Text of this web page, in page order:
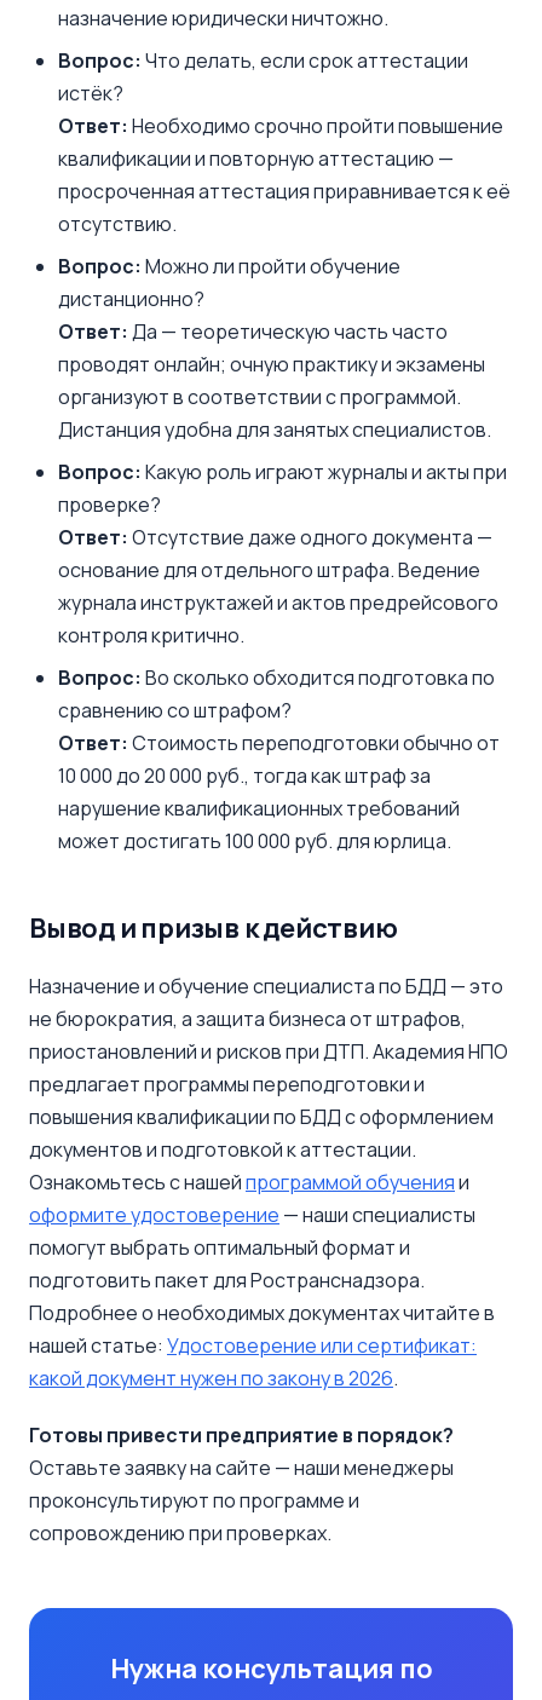
назначение юридически ничтожно.
Вопрос: Что делать, если срок аттестации
истёк?
Ответ: Необходимо срочно пройти повышение
квалификации и повторную аттестацию —
просроченная аттестация приравнивается к её
отсутствию.
Вопрос: Можно ли пройти обучение
дистанционно?
Ответ: Да — теоретическую часть часто
проводят онлайн; очную практику и экзамены
организуют в соответствии с программой.
Дистанция удобна для занятых специалистов.
Вопрос: Какую роль играют журналы и акты при
проверке?
Ответ: Отсутствие даже одного документа —
основание для отдельного штрафа. Ведение
журнала инструктажей и актов предрейсового
контроля критично.
Вопрос: Во сколько обходится подготовка по
сравнению со штрафом?
Ответ: Стоимость переподготовки обычно от
10 000 до 20 000 руб., тогда как штраф за
нарушение квалификационных требований
может достигать 100 000 руб. для юрлица.
Вывод и призыв к действию
Назначение и обучение специалиста по БДД — это
не бюрократия, а защита бизнеса от штрафов,
приостановлений и рисков при ДТП. Академия НПО
предлагает программы переподготовки и
повышения квалификации по БДД с оформлением
документов и подготовкой к аттестации.
Ознакомьтесь с нашейпрограммой обученияи
оформите удостоверение — наши специалисты
помогут выбрать оптимальный формат и
подготовить пакет для Ространснадзора.
Подробнее о необходимых документах читайте в
нашей статье: Удостоверение или сертификат:
какой документ нужен по закону в 2026.
Готовы привести предприятие в порядок?
Оставьте заявку на сайте — наши менеджеры
проконсультируют по программе и
сопровождению при проверках.
Нужна консультация по